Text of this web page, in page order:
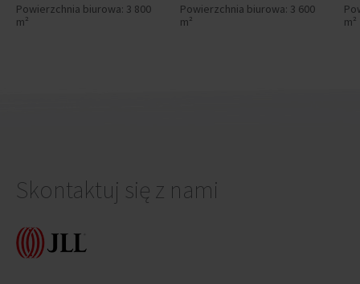
Powierzchnia biurowa: 3 800
m²
Powierzchnia biurowa: 3 600
m²
m²
Skontaktuj się z nami